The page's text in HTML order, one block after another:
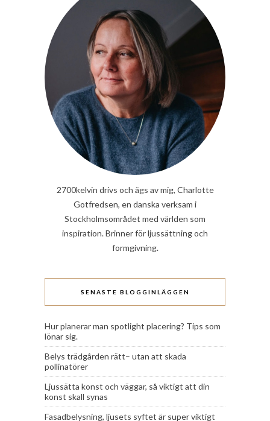
2700kelvin drivs och ägs av mig, Charlotte
Gotfredsen, en danska verksam i
Stockholmsområdet med världen som
inspiration. Brinner för ljussättning och
formgivning.
SENASTE BLOGGINLÄGGEN
Hur planerar man spotlight placering? Tips som
lönar sig.
Belys trädgården rätt– utan att skada
pollinatörer
Ljussätta konst och väggar, så viktigt att din
konst skall synas
Fasadbelysning, ljusets syftet är super viktigt